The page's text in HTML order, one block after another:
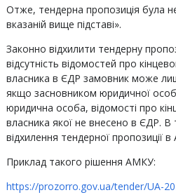
Отже, тендерна пропозиція була
вказаній вище підставі».
Законно відхилити тендерну
відсутність відомостей про
власника в ЄДР замовник може
якщо засновником юридичної
юридична особа, відомості про
власника якої не внесено в ЄДР.
відхилення тендерної пропозиції
Приклад такого рішення АМКУ:
https://prozorro.gov.ua/tender/UA-